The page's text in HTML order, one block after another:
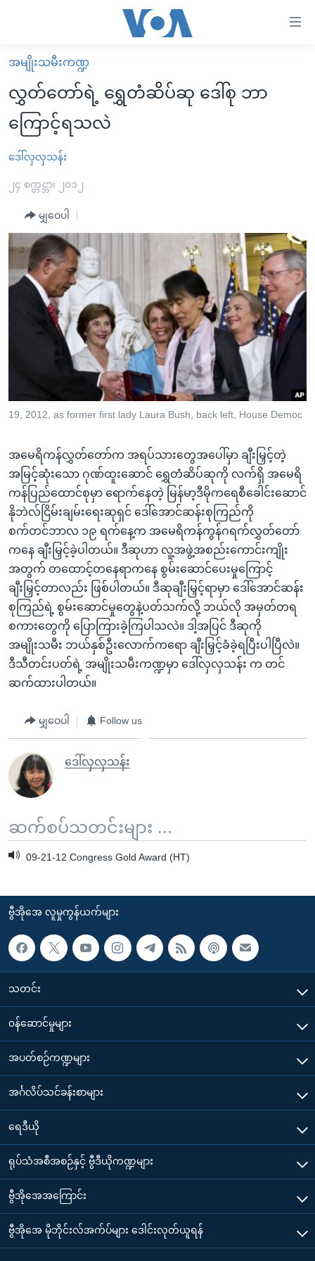
လွယ်ကူ
စေ
သည့်
Link
များ
ပင်မ
ကျော်
ကြည့်
ရှာဖွေ
ရန်
နေရာ
သို့
ကျော်
ရန်
မူလစာမျက်နှာ
မြန်မာ
ကမ္ဘာ့သတင်းများ
နိုင်ငံတကာ
အစ္စရေး-ပါလက်စတိုင်း
ဗွီဒီယို
အင်္ဂလိပ်စာလေ့လာမယ်
အမေရိကန်သုံးအီဒီယံ
မကြေးမုံရဲ့ အင်္ဂလိပ်စာ
ရုပ်ရှင်ထဲက အင်္ဂလိပ်စာ
သုတပဒေသာ အင်္ဂလိပ်စာ
အပတ်စဉ်ကဏ္ဍများ
ရေဒီယို
ရေဒီယိုနှင့်ရုပ်သံ အချက်အလက်များ
ရေဒီယို/တီဗွီအစီအစဉ်
Learning English
ဗွီအိုအေ လူမှုကွန်ယက်များ
ဘာသာစကားများ
အမျိုးသမီးကဏ္ဍ
လွှတ်တော်ရဲ့ ရွှေတံဆိပ်ဆု ဒေါ်စု ဘာ
ကြောင့်ရသလဲ
ဒေါ်လှလှသန်း
၂၄ စက္တင္ဘာ၊ ၂၀၁၂
မျှဝေပါ
19, 2012, as former first lady Laura Bush, back left, House Democ
အမေရိကန်လွှတ်တော်က အရပ်သားတွေအပေါ်မှာ ချီးမြှင့်တဲ့
အမြင့်ဆုံးသော ဂုဏ်ထူးဆောင် ရွှေတံဆိပ်ဆုကို လက်ရှိ အမေရိ
ကန်ပြည်ထောင်စုမှာ ရောက်နေတဲ့ မြန်မာ့ဒီမိုကရေစီခေါင်းဆောင်
နိုဘဲလ်ငြိမ်းချမ်းရေးဆုရှင် ဒေါ်အောင်ဆန်းစုကြည်ကို
စက်တင်ဘာလ ၁၉ ရက်နေ့က အမေရိကန်ကွန်ဂရက်လွှတ်တော်
ကနေ ချီးမြှင့်ခဲ့ပါတယ်။ ဒီဆုဟာ လူ့အဖွဲ့အစည်းကောင်းကျိုး
အတွက် တထောင့်တနေရာကနေ စွမ်းဆောင်ပေးမှုကြောင့်
ချီးမြှင့်တာလည်း ဖြစ်ပါတယ်။ ဒီဆုချီးမြှင့်ရာမှာ ဒေါ်အောင်ဆန်း
စုကြည်ရဲ့ စွမ်းဆောင်မှုတွေနဲ့ပတ်သက်လို့ ဘယ်လို အမှတ်တရ
စကားတွေကို ပြောကြားခဲ့ကြပါသလဲ။ ဒါ့အပြင် ဒီဆုကို
အမျိုးသမီး ဘယ်နှစ်ဦးလောက်ကရော ချီးမြှင့်ခံခဲ့ရပြီးပါပြီလဲ။
ဒီသီတင်းပတ်ရဲ့ အမျိုးသမီးကဏ္ဍမှာ ဒေါ်လှလှသန်း က တင်
ဆက်ထားပါတယ်။
မျှဝေပါ Follow us
ဒေါ်လှလှသန်း
ဆက်စပ်သတင်းများ ...
09-21-12 Congress Gold Award (HT)
ဗွီအိုအေ လူမှုကွန်ယက်များ
သတင်း
၀န်ဆောင်မှုများ
အပတ်စဉ်ကဏ္ဍများ
အင်္ဂလိပ်သင်ခန်းစာများ
ရေဒီယို
ရုပ်သံအစီအစဉ်နှင့် ဗွီဒီယိုကဏ္ဍများ
ဗွီအိုအေအကြောင်း
ဗွီအိုအေ မိုဘိုင်းလ်အက်ပ်များ ဒေါင်းလုတ်ယူရန်